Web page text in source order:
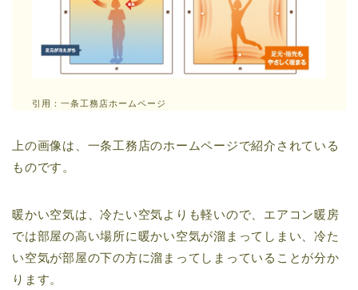
引用：一条工務店ホームページ
上の画像は、一条工務店のホームページで紹介されている
ものです。
暖かい空気は、冷たい空気よりも軽いので、エアコン暖房
では部屋の高い場所に暖かい空気が溜まってしまい、冷た
い空気が部屋の下の方に溜まってしまっていることが分か
ります。